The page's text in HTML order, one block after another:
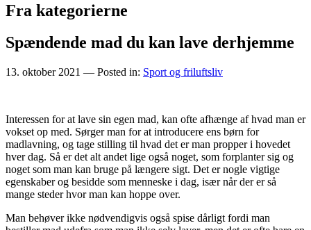
Fra kategorierne
Spændende mad du kan lave derhjemme
13. oktober 2021 — Posted in: Sport og friluftsliv
Interessen for at lave sin egen mad, kan ofte afhænge af hvad man er
vokset op med. Sørger man for at introducere ens børn for
madlavning, og tage stilling til hvad det er man propper i hovedet
hver dag. Så er det alt andet lige også noget, som forplanter sig og
noget som man kan bruge på længere sigt. Det er nogle vigtige
egenskaber og besidde som menneske i dag, især når der er så
mange steder hvor man kan hoppe over.
Man behøver ikke nødvendigvis også spise dårligt fordi man